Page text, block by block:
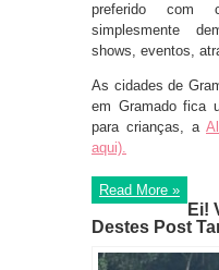
preferido com
simplesmente
shows, eventos,
As cidades de
em Gramado fica
para crianças, a
aqui).
Read More »
Ei!
Destes Post